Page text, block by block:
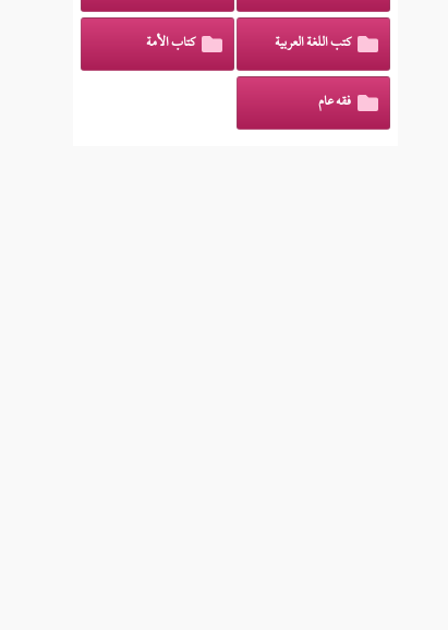
كتب اللغة العربية كتاب الأمة
فقه عام